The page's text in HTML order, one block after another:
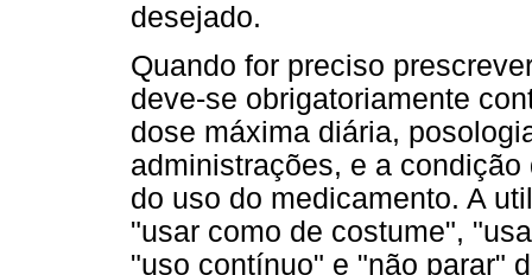
desejado.
Quando for preciso
deve-se obrigatoriamente
dose máxima diária,
administrações, e a
do uso do medicamento. A
"usar como de costume",
"uso contínuo" e "não parar"